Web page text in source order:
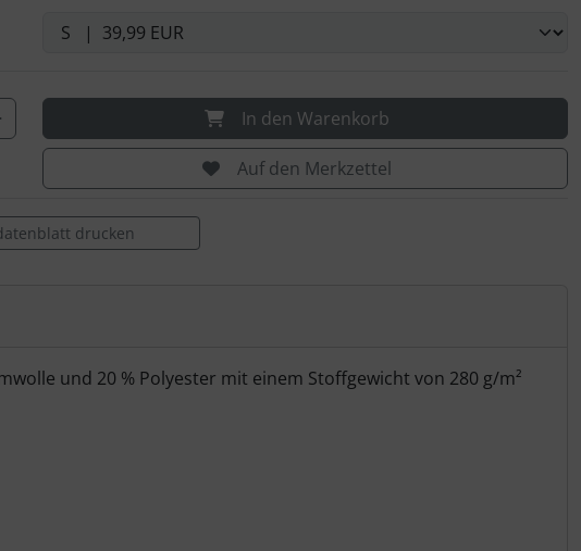
In den Warenkorb
Auf den Merkzettel
drucken
und 20 % Polyester mit einem Stoffgewicht von 280 g/m²